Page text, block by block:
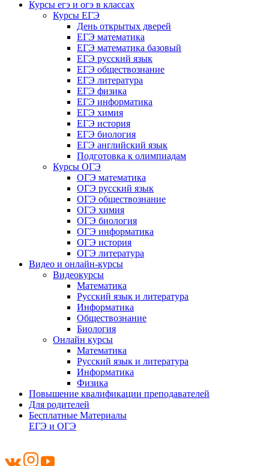
Курсы егэ и огэ в классах
Курсы ЕГЭ
День открытых дверей
ЕГЭ математика
ЕГЭ математика базовый
ЕГЭ русский язык
ЕГЭ обществознание
ЕГЭ литература
ЕГЭ физика
ЕГЭ информатика
ЕГЭ химия
ЕГЭ история
ЕГЭ биология
ЕГЭ английский язык
Подготовка к олимпиадам
Курсы ОГЭ
ОГЭ математика
ОГЭ русский язык
ОГЭ обществознание
ОГЭ химия
ОГЭ биология
ОГЭ информатика
ОГЭ история
ОГЭ литература
Видео и онлайн-курсы
Видеокурсы
Математика
Русский язык и литература
Информатика
Обществознание
Биология
Онлайн курсы
Математика
Русский язык и литература
Информатика
Физика
Повышение квалификации преподавателей
Для родителей
Бесплатные Материалы
ЕГЭ и ОГЭ